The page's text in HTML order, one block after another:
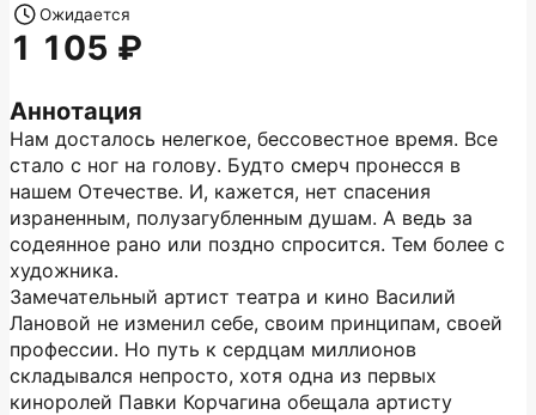
Аннотация
Нам досталось нелегкое, бессовестное время. Все
стало с ног на голову. Будто смерч пронесся в
нашем Отечестве. И, кажется, нет спасения
израненным, полузагубленным душам. А ведь за
содеянное рано или поздно спросится. Тем более с
художника.
Замечательный артист театра и кино Василий
Лановой не изменил себе, своим принципам, своей
профессии. Но путь к сердцам миллионов
складывался непросто, хотя одна из первых
киноролей Павки Корчагина обещала артисту
Ожидается
1 105